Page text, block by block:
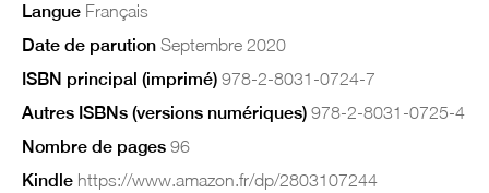
Langue Français
Date de parution Septembre 2020
ISBN principal (imprimé) 978-2-8031-0724-7
Autres ISBNs (versions numériques) 978-2-8031-0725-4
Nombre de pages 96
Kindle https://www.amazon.fr/dp/2803107244